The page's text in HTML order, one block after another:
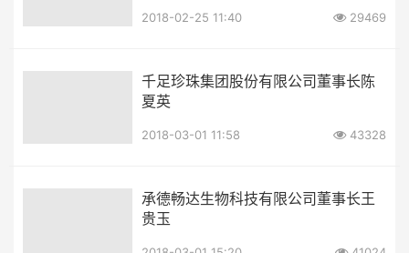
2018-02-25 11:40 29469
千足珍珠集团股份有限公司董事长陈
夏英
2018-03-01 11:58 43328
承德畅达生物科技有限公司董事长王
贵玉